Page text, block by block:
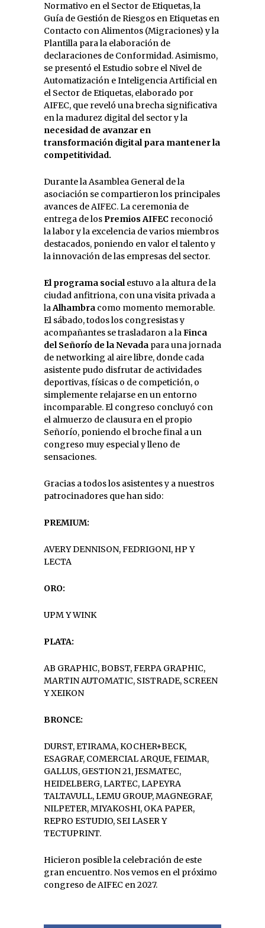
Normativo en el Sector de Etiquetas, la
Guía de Gestión de Riesgos en Etiquetas en
Contacto con Alimentos (Migraciones) y la
Plantilla para la elaboración de
declaraciones de Conformidad. Asimismo,
se presentó el Estudio sobre el Nivel de
Automatización e Inteligencia Artificial en
el Sector de Etiquetas, elaborado por
AIFEC, que reveló una brecha significativa
en la madurez digital del sector y la
necesidad de avanzar en
transformación digital para mantener la
competitividad.
Durante la Asamblea General de la
asociación se compartieron los principales
avances de AIFEC. La ceremonia de
entrega de losPremios AIFEC reconoció
la labor y la excelencia de varios miembros
destacados, poniendo en valor el talento y
la innovación de las empresas del sector.
El programa socialestuvo a la altura de la
ciudad anfitriona, con una visita privada a
laAlhambra como momento memorable.
El sábado, todos los congresistas y
acompañantes se trasladaron a laFinca
del Señorío de la Nevada para una jornada
de networking al aire libre, donde cada
asistente pudo disfrutar de actividades
deportivas, físicas o de competición, o
simplemente relajarse en un entorno
incomparable. El congreso concluyó con
el almuerzo de clausura en el propio
Señorío, poniendo el broche final a un
congreso muy especial y lleno de
sensaciones.
Gracias a todos los asistentes y a nuestros
patrocinadores que han sido:
PREMIUM:
AVERY DENNISON, FEDRIGONI, HP Y
LECTA
ORO:
UPM Y WINK
PLATA:
AB GRAPHIC, BOBST, FERPA GRAPHIC,
MARTIN AUTOMATIC, SISTRADE, SCREEN
Y XEIKON
BRONCE:
DURST, ETIRAMA, KOCHER+BECK,
ESAGRAF, COMERCIAL ARQUE, FEIMAR,
GALLUS, GESTION 21, JESMATEC,
HEIDELBERG, LARTEC, LAPEYRA
TALTAVULL, LEMU GROUP, MAGNEGRAF,
NILPETER, MIYAKOSHI, OKA PAPER,
REPRO ESTUDIO, SEI LASER Y
TECTUPRINT.
Hicieron posible la celebración de este
gran encuentro. Nos vemos en el próximo
congreso de AIFEC en 2027.